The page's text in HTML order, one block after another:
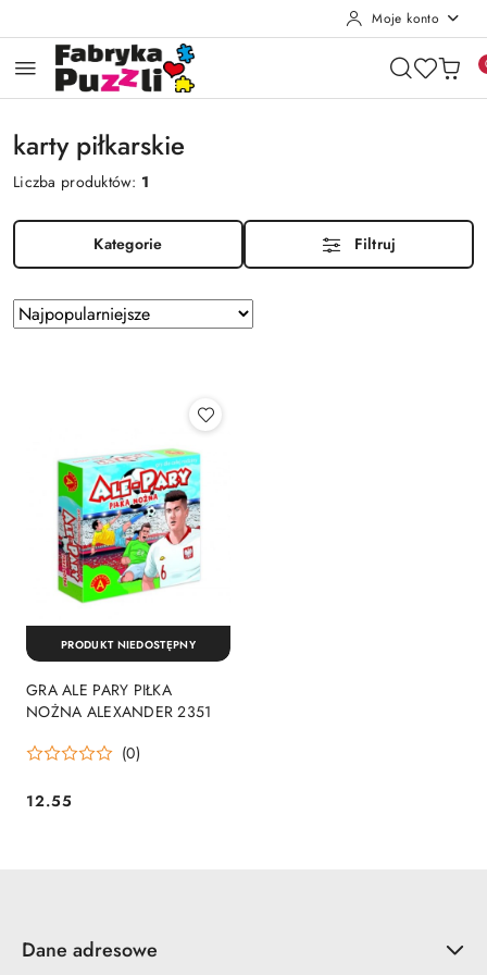
Moje konto
karty piłkarskie
Liczba produktów: 1
Kategorie Filtruj
Zastosowano
sortowanie:
Sortuj
według
GRA ALE PARY PIŁKA
NOŻNA ALEXANDER 2351
(0)
Cena:
12.55
PRODUKT NIEDOSTĘPNY
Dane adresowe